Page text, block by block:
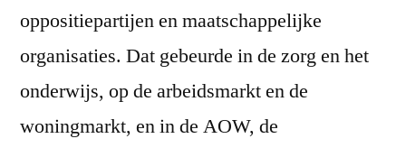
oppositiepartijen en maatschappelijke
organisaties. Dat gebeurde in de zorg en het
onderwijs, op de arbeidsmarkt en de
woningmarkt, en in de AOW, de